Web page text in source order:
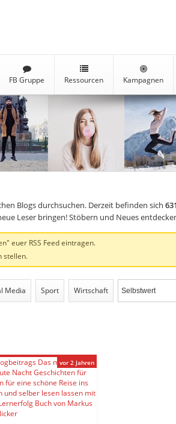
FB Gruppe Ressourcen Kampagnen
Blogs durchsuchen. Derzeit befinden sich 631
Leser bringen! Stöbern und Neues
euer RSS Feed eintragen.
stellen.
Media Sport Wirtschaft
vor 2 Jahren